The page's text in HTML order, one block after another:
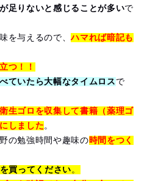
足りないと感じることが多いで
を与えるので、ハマれば暗記も
つ！！
ていたら大幅なタイムロス で
生ゴロを収集して書籍（薬理ゴ
しました。
の勉強時間や趣味の時間をつく
買ってください。